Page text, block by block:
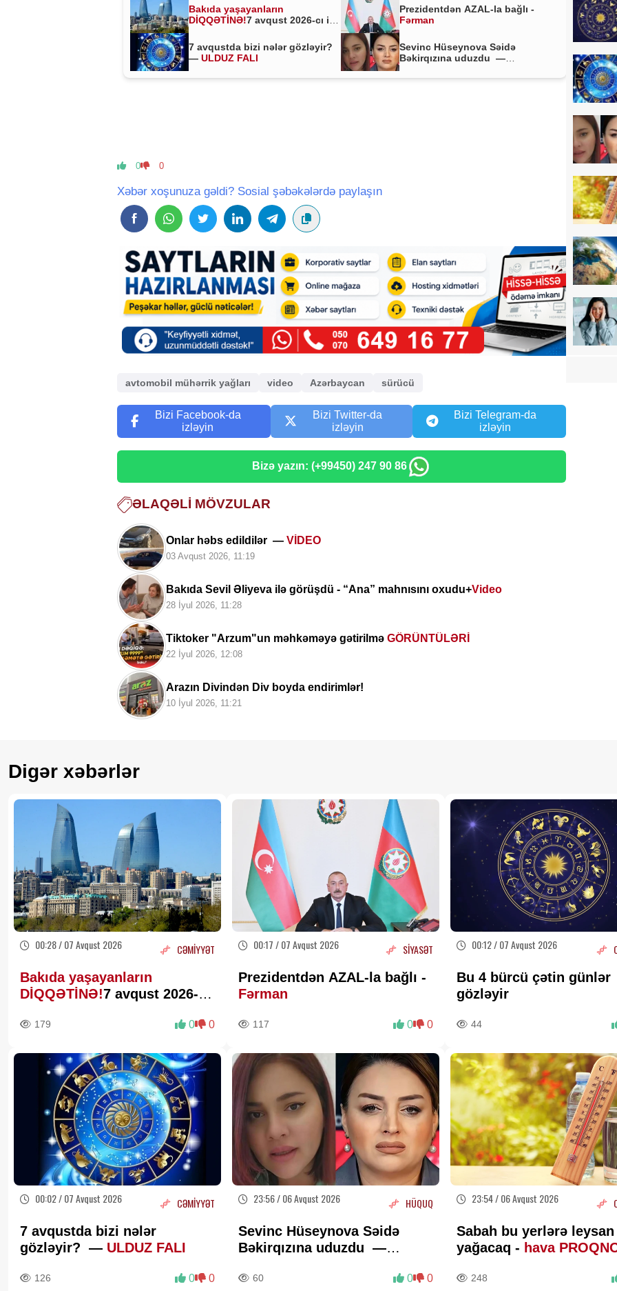
Bakıda yaşayanların
DİQQƏTİNƏ!7 avqust 2026-cı il
Prezidentdən AZAL-la bağlı -
Fərman
7 avqustda bizi nələr gözləyir?
—ULDUZ FALI
Sevinc Hüseynova Səidə
Bəkirqızına uduzdu —
0 0
Xəbər xoşunuza gəldi? Sosial şəbəkələrdə paylaşın
avtomobil mühərrik yağları video Azərbaycan sürücü
Bizi Facebook-da
izləyin
Bizi Twitter-da
izləyin
Bizi Telegram-da
izləyin
Bizə yazın: (+99450) 247 90 86
ƏLAQƏLI MÖVZULAR
Onlar həbs edildilər —VİDEO
03 Avqust 2026, 11:19
Bakıda Sevil Əliyeva ilə görüşdü - “Ana” mahnısını oxudu+Video
28 İyul 2026, 11:28
Tiktoker "Arzum"un məhkəməyə gətirilməGÖRÜNTÜLƏRİ
22 İyul 2026, 12:08
Arazın Divindən Div boyda endirimlər!
10 İyul 2026, 11:21
Digər xəbərlər
00:28 / 07 Avqust 2026 CƏMİYYƏT
Bakıda yaşayanların
DİQQƏTİNƏ!7 avqust 2026-cı
179 0 0
00:17 / 07 Avqust 2026 SİYASƏT
Prezidentdən AZAL-la bağlı -
Fərman
117 0 0
00:12 / 07 Avqust 2026
Bu 4 bürcü çətin günlər
gözləyir
44
00:02 / 07 Avqust 2026 CƏMİYYƏT
7 avqustda bizi nələr
gözləyir? — ULDUZ FALI
126 0 0
23:56 / 06 Avqust 2026 HÜQUQ
Sevinc Hüseynova Səidə
Bəkirqızına uduzdu —
60 0 0
23:54 / 06 Avqust 2026
Sabah bu yerlərə leysan
yağacaq - hava
248